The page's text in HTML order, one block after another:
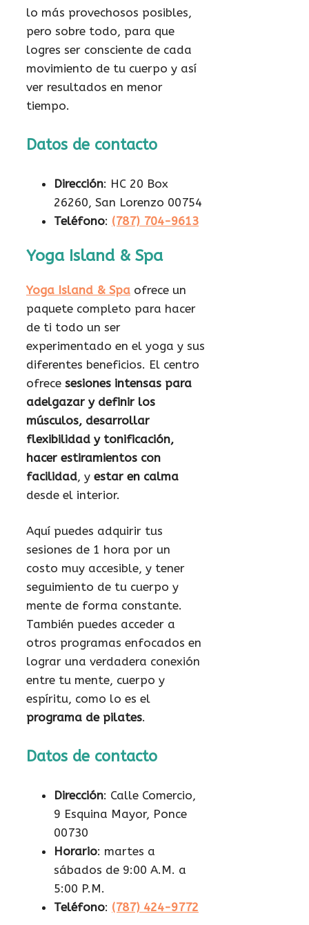
lo más provechosos posibles,
pero sobre todo, para que
logres ser consciente de cada
movimiento de tu cuerpo y así
ver resultados en menor
tiempo.
Datos de contacto
Dirección: HC 20 Box
26260, San Lorenzo 00754
Teléfono: (787) 704-9613
Yoga Island & Spa
Yoga Island & Spa ofrece un
paquete completo para hacer
de ti todo un ser
experimentado en el yoga y sus
diferentes beneficios. El centro
ofrece sesiones intensas para
adelgazar y definir los
músculos, desarrollar
flexibilidad y tonificación,
hacer estiramientos con
facilidad, y estar en calma
desde el interior.
Aquí puedes adquirir tus
sesiones de 1 hora por un
costo muy accesible, y tener
seguimiento de tu cuerpo y
mente de forma constante.
También puedes acceder a
otros programas enfocados en
lograr una verdadera conexión
entre tu mente, cuerpo y
espíritu, como lo es el
programa de pilates.
Datos de contacto
Dirección: Calle Comercio,
9 Esquina Mayor, Ponce
00730
Horario: martes a
sábados de 9:00 A.M. a
5:00 P.M.
Teléfono: (787) 424-9772